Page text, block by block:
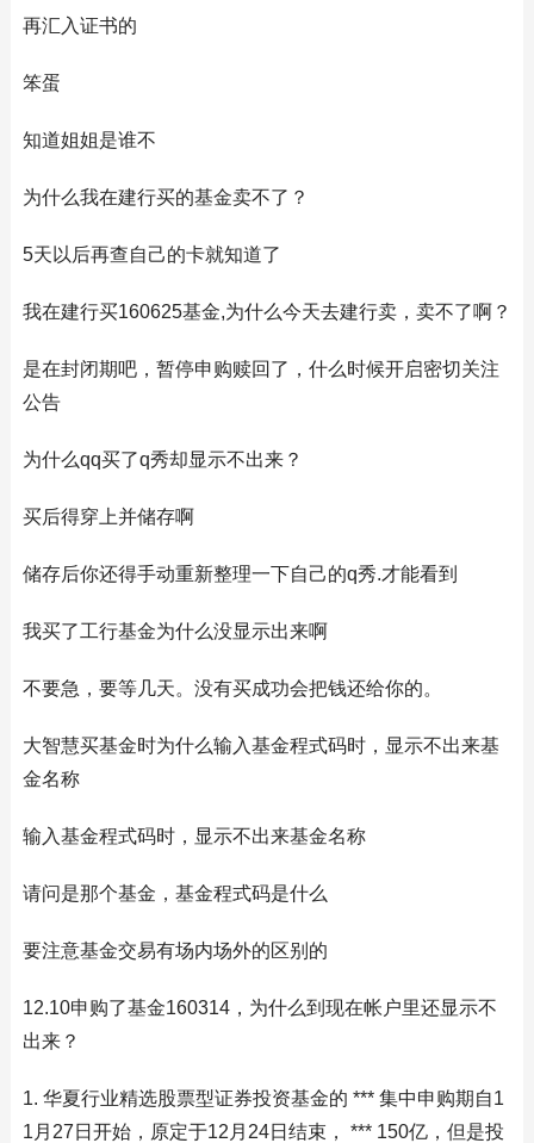
再汇入证书的
笨蛋
知道姐姐是谁不
为什么我在建行买的基金卖不了？
5天以后再查自己的卡就知道了
我在建行买160625基金,为什么今天去建行卖，卖不了啊？
是在封闭期吧，暂停申购赎回了，什么时候开启密切关注
公告
为什么qq买了q秀却显示不出来？
买后得穿上并储存啊
储存后你还得手动重新整理一下自己的q秀.才能看到
我买了工行基金为什么没显示出来啊
不要急，要等几天。没有买成功会把钱还给你的。
大智慧买基金时为什么输入基金程式码时，显示不出来基
金名称
输入基金程式码时，显示不出来基金名称
请问是那个基金，基金程式码是什么
要注意基金交易有场内场外的区别的
12.10申购了基金160314，为什么到现在帐户里还显示不
出来？
1. 华夏行业精选股票型证券投资基金的 *** 集中申购期自1
1月27日开始，原定于12月24日结束， *** 150亿，但是投